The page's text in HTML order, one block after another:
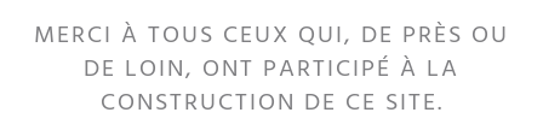
MERCI À TOUS CEUX QUI, DE PRÈS OU
DE LOIN, ONT PARTICIPÉ À LA
CONSTRUCTION DE CE SITE.